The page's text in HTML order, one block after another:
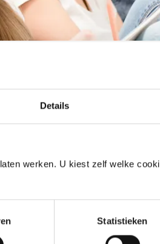
Details
werken. U kiest zelf welke
Statistieken
mogelijk te doen. We verzorgen
voor onze rekening. Soms is
verstaan we zaken als het
dan starten we een
is wat er gaat gebeuren. Natuurlijk